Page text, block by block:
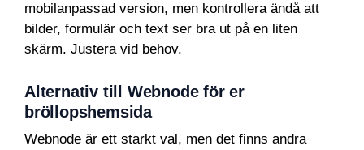
mobilanpassad version, men kontrollera ändå att
bilder, formulär och text ser bra ut på en liten
skärm. Justera vid behov.
Alternativ till Webnode för er
bröllopshemsida
Webnode är ett starkt val, men det finns andra